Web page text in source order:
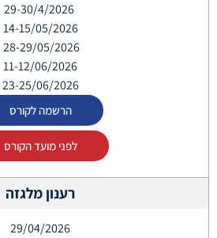
14-15/05/2026
28-29/05/2026
11-12/06/2026
23-25/06/2026
הרשמה לקורס
לפני מועד הקורס
רענון מלגזה
29/04/2026